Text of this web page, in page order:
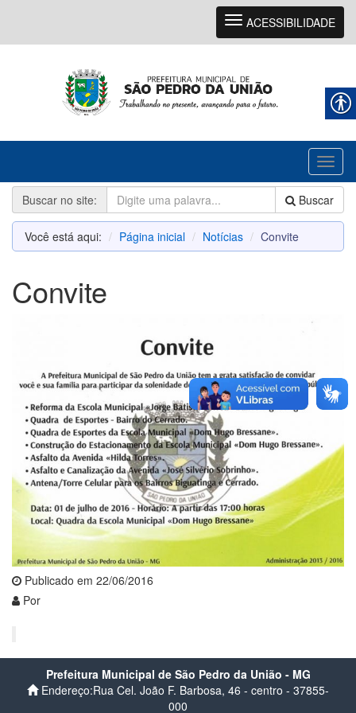
Navegação
ACESSIBILIDADE
Buscar no site:
Buscar
Você está aqui: Página inicial Notícias Convite
Convite
Publicado em 22/06/2016
Por
Prefeitura Municipal de São Pedro da União - MG
Endereço:Rua Cel. João F. Barbosa, 46 - centro - 37855-
000